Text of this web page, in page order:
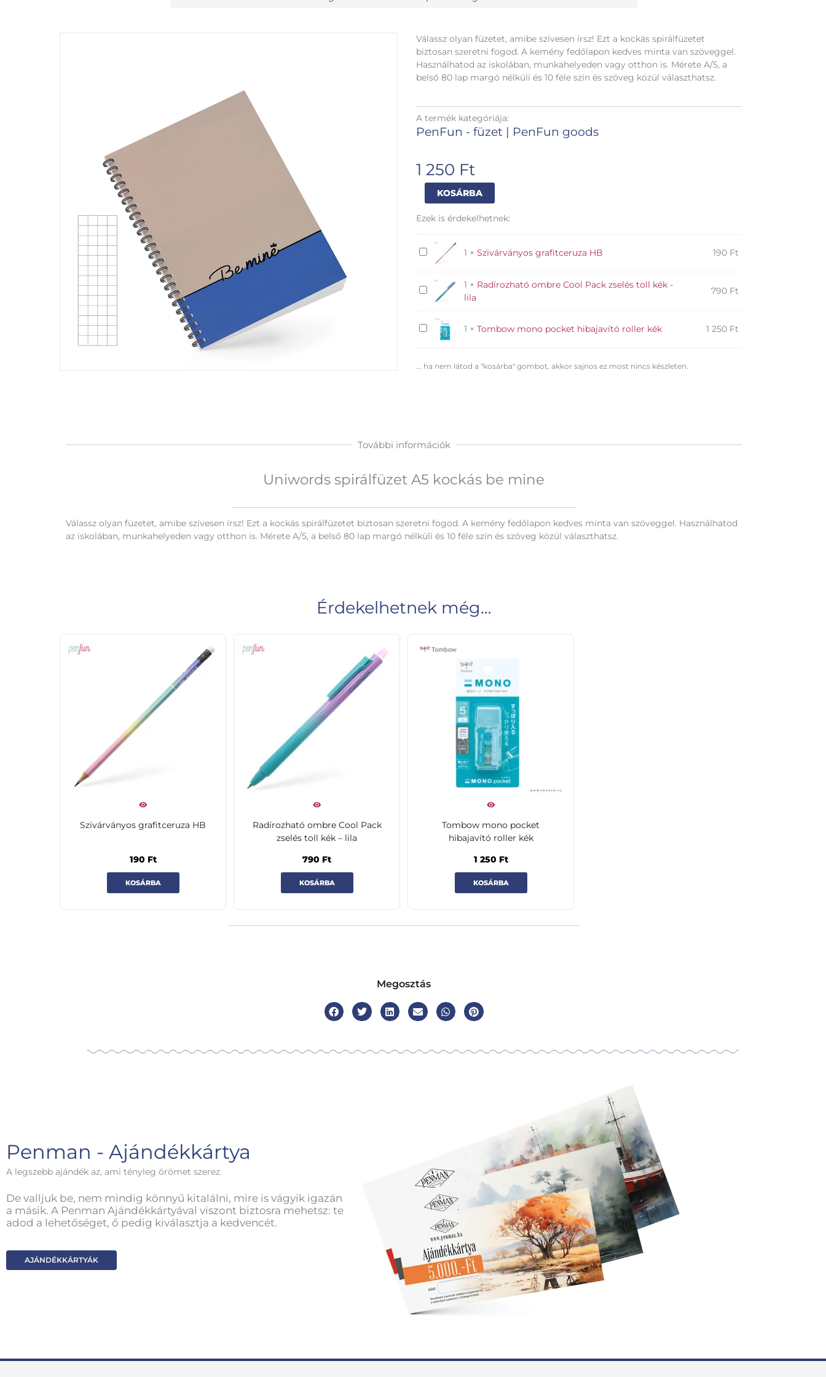
Válassz olyan füzetet, amibe szívesen írsz! Ezt a kockás spirálfüzetet
biztosan szeretni fogod. A kemény fedőlapon kedves minta van szöveggel.
Használhatod az iskolában, munkahelyeden vagy otthon is. Mérete A/5, a
belső 80 lap margó nélküli és 10 féle szín és szöveg közül választhatsz.
A termék kategóriája:
PenFun - füzet | PenFun goods
1 250 Ft
Uniwords
spirálfüzet
A5
mine
mennyiség
KOSÁRBA
Ezek is érdekelhetnek:
Szivárványos
grafitceruza
1 × Szivárványos grafitceruza HB 190 Ft
Radírozható
ombre
Cool
Pack
zselés
kék
1 × Radírozható ombre Cool Pack zselés toll kék -
lila
790 Ft
Tombow
mono
hibajavító
1 × Tombow mono pocket hibajavító roller kék 1 250 Ft
... ha nem látod a "kosárba" gombot, akkor sajnos ez most nincs készleten.
További információk
Uniwords spirálfüzet A5 kockás be mine
Válassz olyan füzetet, amibe szívesen írsz! Ezt a kockás spirálfüzetet biztosan szeretni fogod. A kemény fedőlapon kedves minta van szöveggel. Használhatod
az iskolában, munkahelyeden vagy otthon is. Mérete A/5, a belső 80 lap margó nélküli és 10 féle szín és szöveg közül választhatsz.
Érdekelhetnek még…
Szivárványos grafitceruza HB
190 Ft
KOSÁRBA
Radírozható ombre Cool Pack
zselés toll kék – lila
790 Ft
KOSÁRBA
Tombow mono pocket
hibajavító roller kék
1 250 Ft
KOSÁRBA
Megosztás
Penman - Ajándékkártya
A legszebb ajándék az, ami tényleg örömet szerez.
De valljuk be, nem mindig könnyű kitalálni, mire is vágyik igazán
a másik. A Penman Ajándékkártyával viszont biztosra mehetsz: te
adod a lehetőséget, ő pedig kiválasztja a kedvencét.
AJÁNDÉKKÁRTYÁK